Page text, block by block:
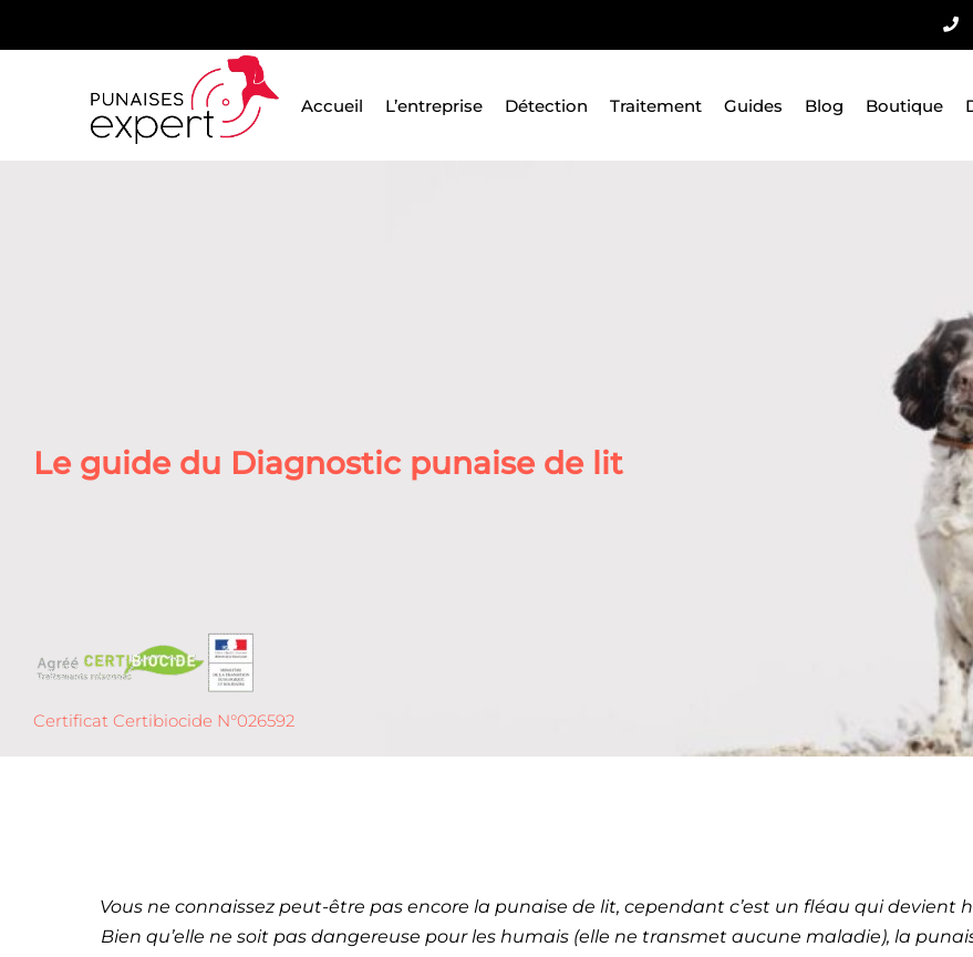
Accueil L’entreprise Détection Traitement Guides Blog Boutique
Le guide du Diagnostic punaise de lit
Certificat Certibiocide N°026592
Vous ne connaissez peut-être pas encore la punaise de lit, cependant c’est un fléau qui
Bien qu’elle ne soit pas dangereuse pour les humais (elle ne transmet aucune maladie), la